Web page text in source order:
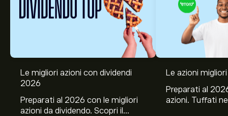
Le migliori azioni con dividendi
2026
Preparati al 2026 con le migliori
azioni da dividendo. Scopri il
Le azioni
Preparati al
azioni. Tuffati